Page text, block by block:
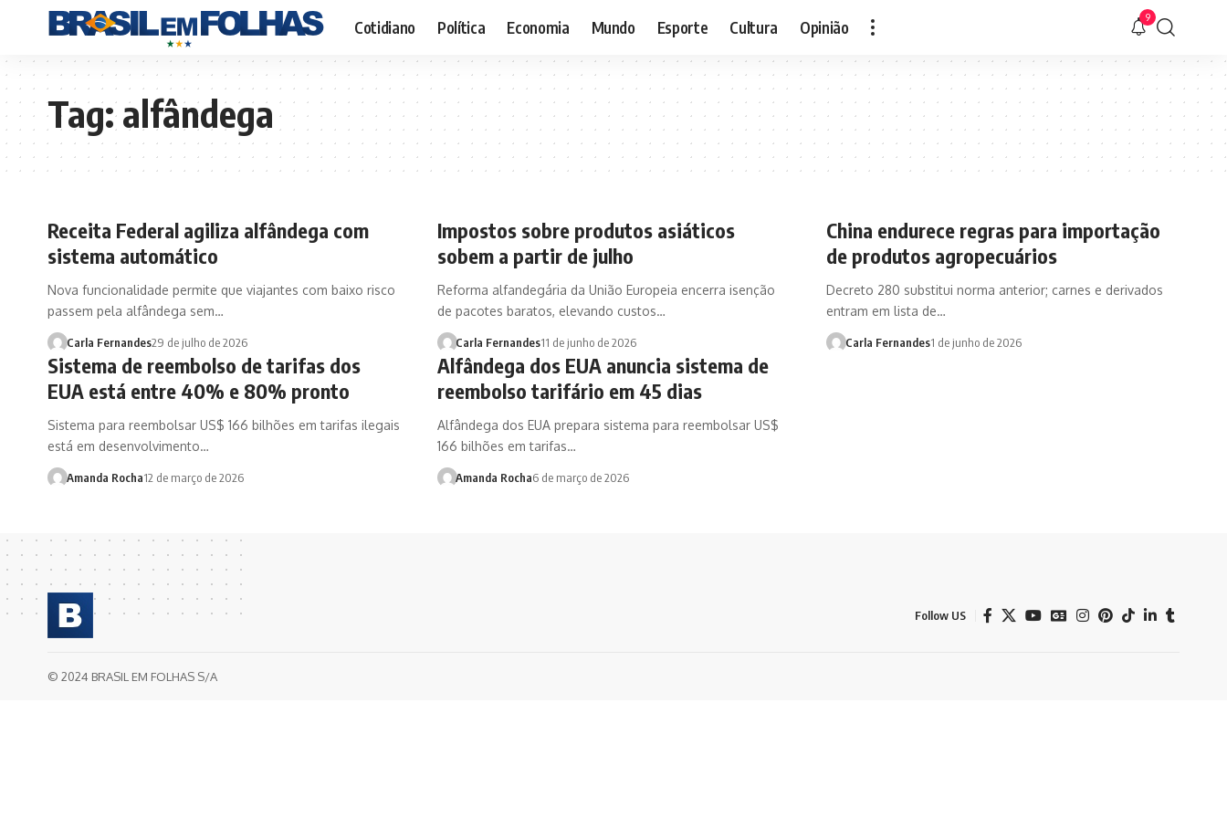
Cotidiano Política Economia Mundo Esporte Cultura Opinião 9
Tag:alfândega
Receita Federal agiliza alfândega com
sistema automático
Nova funcionalidade permite que viajantes com baixo risco
passem pela alfândega sem…
Carla Fernandes29 de julho de 2026
Impostos sobre produtos asiáticos
sobem a partir de julho
Reforma alfandegária da União Europeia encerra isenção
de pacotes baratos, elevando custos…
Carla Fernandes11 de junho de 2026
China endurece regras para importação
de produtos agropecuários
Decreto 280 substitui norma anterior; carnes e derivados
entram em lista de…
Carla Fernandes1 de junho de 2026
Sistema de reembolso de tarifas dos
EUA está entre 40% e 80% pronto
Sistema para reembolsar US$ 166 bilhões em tarifas ilegais
está em desenvolvimento…
Amanda Rocha12 de março de 2026
Alfândega dos EUA anuncia sistema de
reembolso tarifário em 45 dias
Alfândega dos EUA prepara sistema para reembolsar US$
166 bilhões em tarifas…
Amanda Rocha6 de março de 2026
Follow US
© 2024 BRASIL EM FOLHAS S/A